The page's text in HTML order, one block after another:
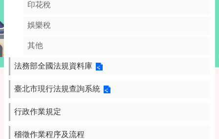
印花稅
娛樂稅
其他
法務部全國法規資料庫
臺北市現行法規查詢系統
行政作業規定
稽徵作業程序及流程